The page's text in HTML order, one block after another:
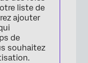
liste de
ajouter
de
souhaitez